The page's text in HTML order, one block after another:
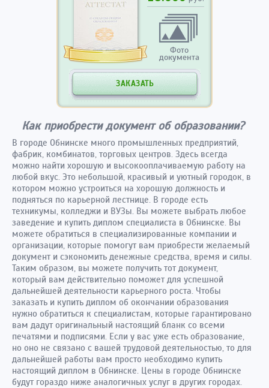
Фото
документа
ЗАКАЗАТЬ
Как приобрести документ об образовании?
В городе Обнинске много промышленных предприятий,
фабрик, комбинатов, торговых центров. Здесь всегда
можно найти хорошую и высокооплачиваемую работу на
любой вкус. Это небольшой, красивый и уютный городок, в
котором можно устроиться на хорошую должность и
подняться по карьерной лестнице. В городе есть
техникумы, колледжи и ВУЗы. Вы можете выбрать любое
заведение и купить диплом специалиста в Обнинске. Вы
можете обратиться в специализированные компании и
организации, которые помогут вам приобрести желаемый
документ и сэкономить денежные средства, время и силы.
Таким образом, вы можете получить тот документ,
который вам действительно поможет для успешной
дальнейшей деятельности карьерного роста. Чтобы
заказать и купить диплом об окончании образования
нужно обратиться к специалистам, которые гарантировано
вам дадут оригинальный настоящий бланк со всеми
печатями и подписями. Если у вас уже есть образование,
но оно не связано с вашей трудовой деятельностью, то для
дальнейшей работы вам просто необходимо купить
настоящий диплом в Обнинске. Цены в городе Обнинске
будут гораздо ниже аналогичных услуг в других городах.